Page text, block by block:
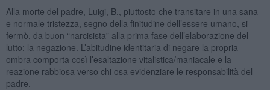
Alla morte del padre, Luigi, B., piuttosto che transitare in una sana
e normale tristezza, segno della finitudine dell’essere umano, si
fermò, da buon “narcisista” alla prima fase dell’elaborazione del
lutto: la negazione. L’abitudine identitaria di negare la propria
ombra comporta così l’esaltazione vitalistica/maniacale e la
reazione rabbiosa verso chi osa evidenziare le responsabilità del
padre.